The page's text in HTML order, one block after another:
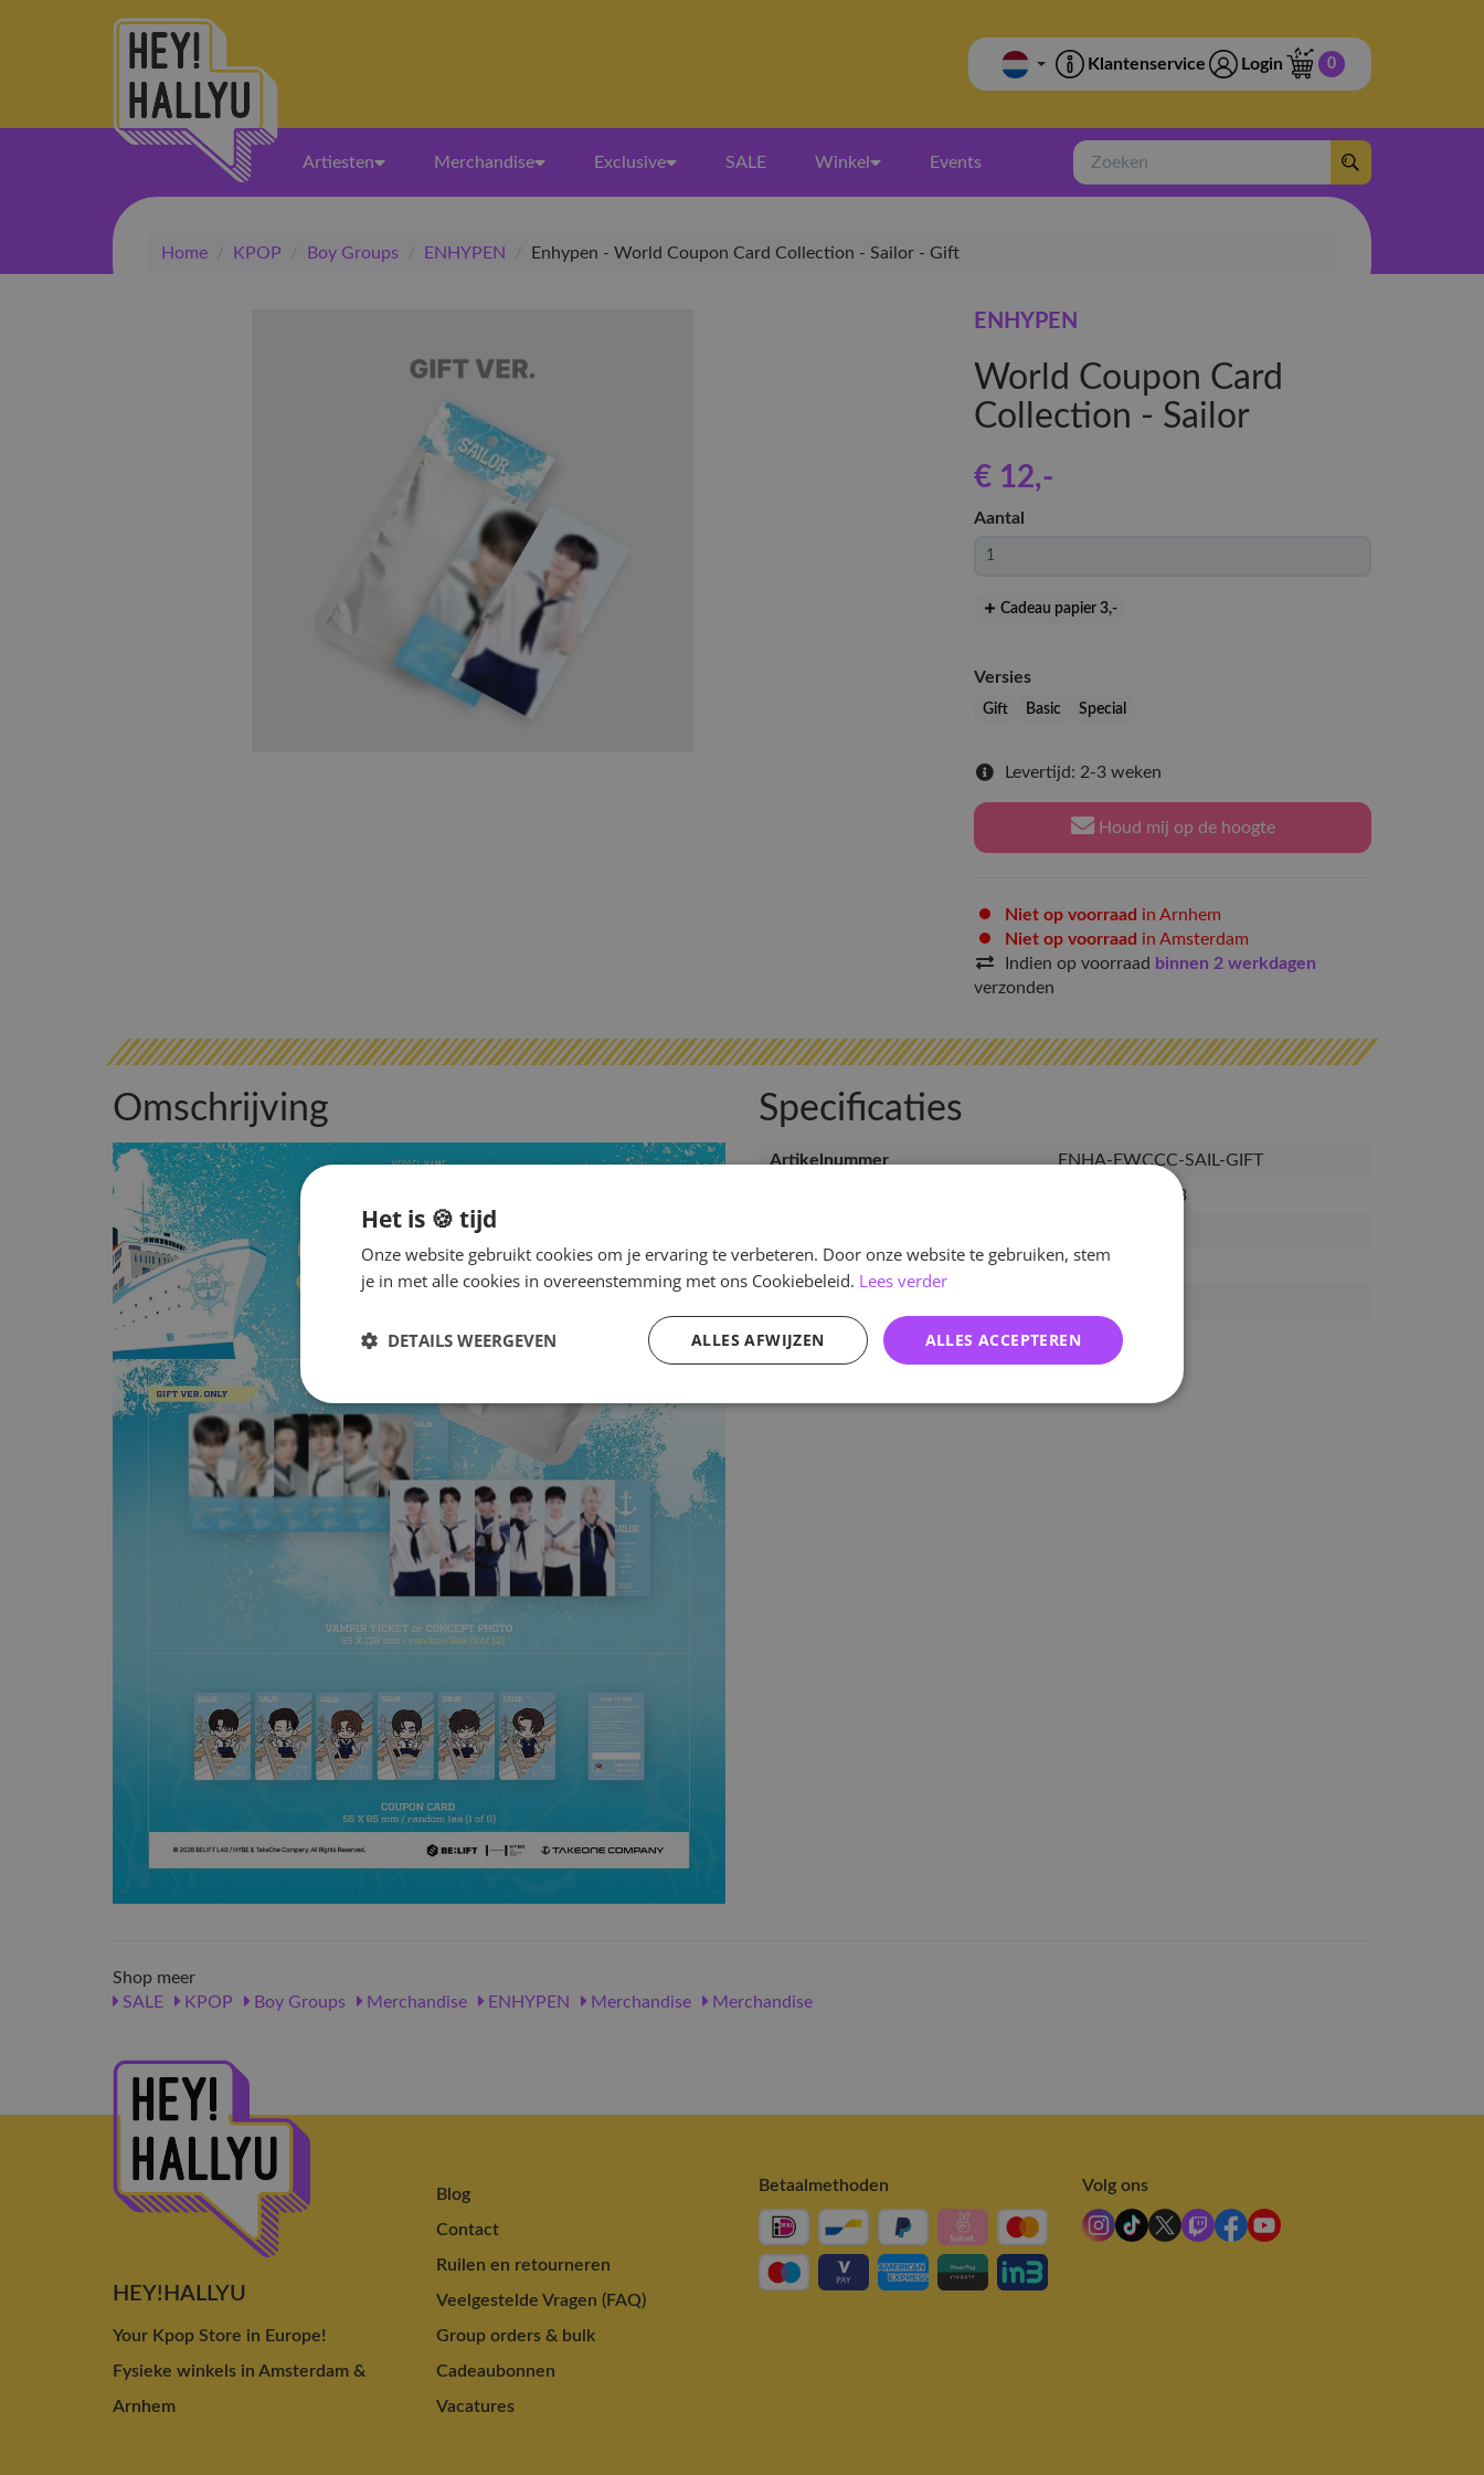
Klantenservice Login 0
Artiesten Merchandise Exclusive SALE Winkel Events
Zoeken
Home / KPOP / Boy Groups / ENHYPEN / Enhypen - World Coupon Card Collection - Sailor - Gift
ENHYPEN
World Coupon Card
Collection - Sailor
€ 12,-
Aantal
Cadeau papier 3,-
Versies
Gift Basic Special
Levertijd: 2-3 weken
Houd mij op de hoogte
Niet op voorraad in Arnhem
Niet op voorraad in Amsterdam
Indien op voorraad binnen 2 werkdagen
verzonden
Omschrijving Specificaties
Artikelnummer
ENHA-EWCCC-SAIL-GIFT
8809949676183
Release datum
17-06-2026
Shop meer
SALE
KPOP Boy Groups Merchandise ENHYPEN Merchandise Merchandise
HEY!HALLYU
Your Kpop Store in Europe!
Fysieke winkels in Amsterdam &
Arnhem
Blog
Contact
Ruilen en retourneren
Veelgestelde Vragen (FAQ)
Group orders & bulk
Cadeaubonnen
Vacatures
Betaalmethoden Volg ons
Het is 🍪 tijd
Onze website gebruikt cookies om je ervaring te verbeteren. Door onze website te gebruiken, stem
je in met alle cookies in overeenstemming met ons Cookiebeleid. Lees verder
ALLES ACCEPTEREN
ALLES AFWIJZEN
DETAILS WEERGEVEN